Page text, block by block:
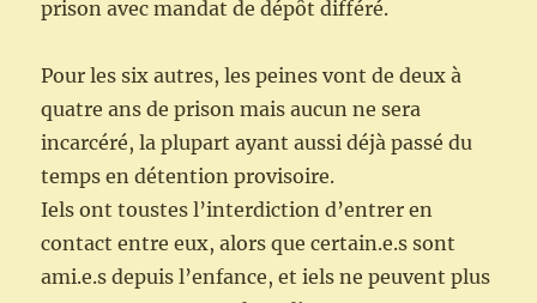
prison avec mandat de dépôt différé.
Pour les six autres, les peines vont de deux à
quatre ans de prison mais aucun ne sera
incarcéré, la plupart ayant aussi déjà passé du
temps en détention provisoire.
Iels ont toustes l’interdiction d’entrer en
contact entre eux, alors que certain.e.s sont
ami.e.s depuis l’enfance, et iels ne peuvent plus